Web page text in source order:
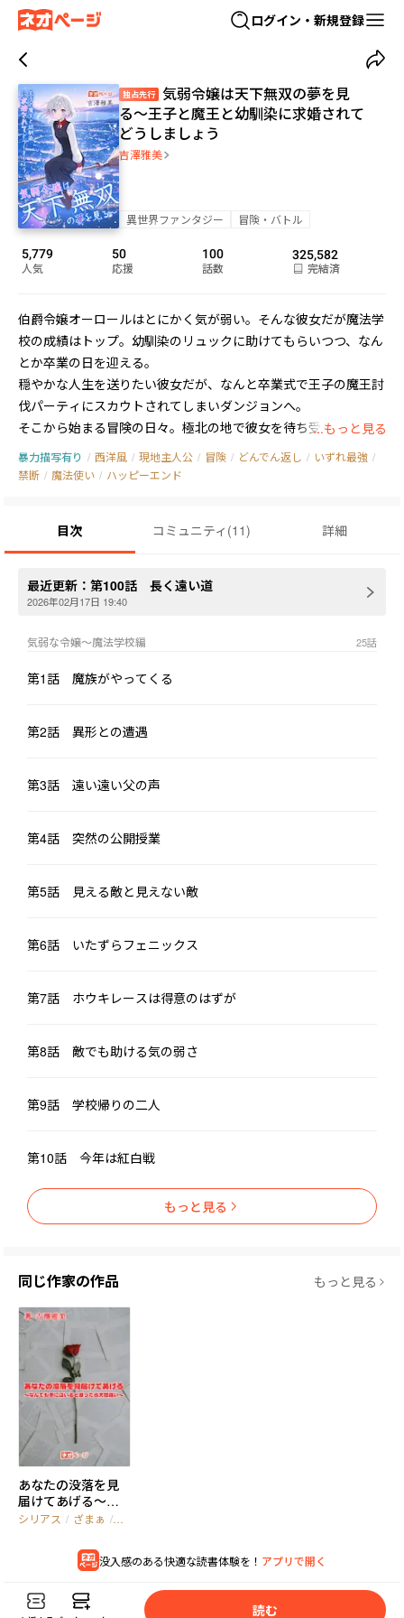
ログイン・新規登録
独占先行
気弱令嬢は天下無双の夢を見
る〜王子と魔王と幼馴染に求婚されて
どうしましょう
吉澤雅美
異世界ファンタジー 冒険・バトル
5,779
人気
50
応援
100
話数
325,582
完結済
伯爵令嬢オーロールはとにかく気が弱い。そんな彼女だが魔法学
校の成績はトップ。幼馴染のリュックに助けてもらいつつ、なん
とか卒業の日を迎える。
穏やかな人生を送りたい彼女だが、なんと卒業式で王子の魔王討
伐パーティにスカウトされてしまいダンジョンへ。
そこから始まる冒険の日々。極北の地で彼女を待ち受けているの
は……。
一般から若年層向けの安心して読める内容です。
...もっと見る
暴力描写有り / 西洋風 / 現地主人公 / 冒険 / どんでん返し / いずれ最強 /
禁断 / 魔法使い / ハッピーエンド
目次 コミュニティ (11) 詳細
最近更新： 第100話 長く遠い道
2026年02月17日 19:40
気弱な令嬢～魔法学校編 25話
第1話 魔族がやってくる
第2話 異形との遭遇
第3話 遠い遠い父の声
第4話 突然の公開授業
第5話 見える敵と見えない敵
第6話 いたずらフェニックス
第7話 ホウキレースは得意のはずが
第8話 敵でも助ける気の弱さ
第9話 学校帰りの二人
第10話 今年は紅白戦
もっと見る
同じ作家の作品 もっと見る
あなたの没落を見
届けてあげる〜な
んでも手にはいる
シリアス / ざまぁ / 成長
没入感のある快適な読書体験を！ アプリで開く
読む